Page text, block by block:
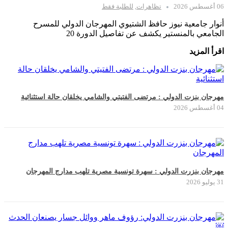
06 أغسطس 2026 تظاهرات للطلبة فقط
أنوار جامعية نيوز حافظ الشتيوي المهرجان الدولي للمسرح
الجامعي بالمنستير يكشف عن تفاصيل الدورة 20
اقرأ المزيد
مهرجان بنزت الدولي : مرتضى الفتيتي والشامي يخلقان حالة استثنائية
04 أغسطس 2026
مهرجان بنزرت الدولي : سهرة تونسية مصرية تلهب مدارج المهرجان
31 يوليو 2026